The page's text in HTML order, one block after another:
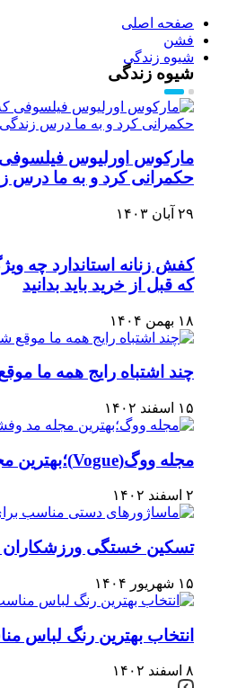
صفحه اصلی
فشن
شیوه زندگی
شیوه زندگی
مارکوس اورلیوس فیلسوفی
حکمرانی کرد و به ما درس
۲۹ آبان ۱۴۰۳
کفش زنانه استاندارد چه
که قبل از خرید باید بدانید
۱۸ بهمن ۱۴۰۴
چند اشتباه رایج همه ما
۱۵ اسفند ۱۴۰۲
مجله ووگ(Vogue)؛بهترین مجله مد وفشن
۲ اسفند ۱۴۰۲
تسکین خستگی ورزشکاران
۱۵ شهریور ۱۴۰۴
انتخاب بهترین رنگ لباس
۸ اسفند ۱۴۰۲